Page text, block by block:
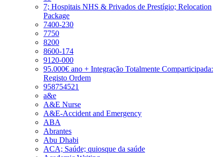
7; Hospitais NHS & Privados de Prestígio; Relocation
Package
7400-230
7750
8200
8600-174
9120-000
95.000€ ano + Integração Totalmente Comparticipada:
Registo Ordem
958754521
a&e
A&E Nurse
A&E-Accident and Emergency
ABA
Abrantes
Abu Dhabi
ACA; Saúde; quiosque da saúde